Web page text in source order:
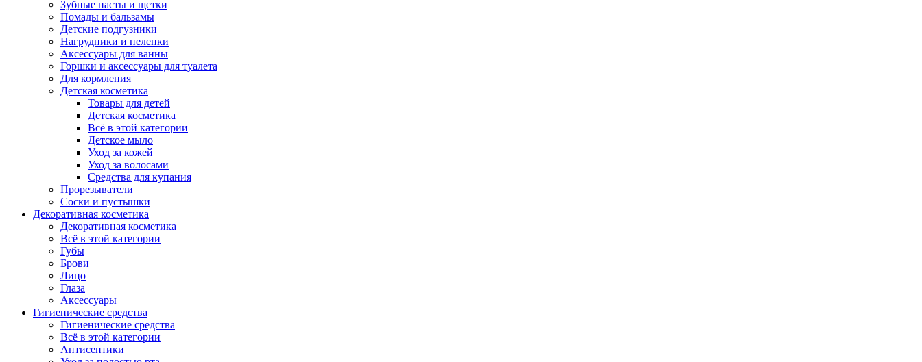
Зубные пасты и щетки
Помады и бальзамы
Детские подгузники
Нагрудники и пеленки
Аксессуары для ванны
Горшки и аксессуары для туалета
Для кормления
Детская косметика
Товары для детей
Детская косметика
Всё в этой категории
Детское мыло
Уход за кожей
Уход за волосами
Средства для купания
Прорезыватели
Соски и пустышки
Декоративная косметика
Декоративная косметика
Всё в этой категории
Губы
Брови
Лицо
Глаза
Аксессуары
Гигиенические средства
Гигиенические средства
Всё в этой категории
Антисептики